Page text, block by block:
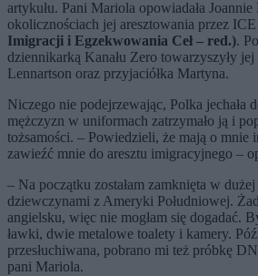
artykułu. Pani Mariola opowiadała
okolicznościach jej aresztowania przez ICE
Imigracji i Egzekwowania Ceł – red.).
dziennikarką Kanału Zero towarzyszyły
Lennartson oraz przyjaciółka Martyna.
Niczego nie podejrzewając, Polka jechała
mężczyzn w uniformach zatrzymało ją i
tożsamości. – Powiedzieli, że mają o mnie
zawieźć mnie do aresztu imigracyjnego –
– Na początku zostałam zamknięta w
dziewczynami z Ameryki Południowej.
angielsku, więc nie mogłam się dogadać.
ławki, dwie metalowe toalety i kamery.
przesłuchiwana, pobrano mi też próbkę
pani Mariola.